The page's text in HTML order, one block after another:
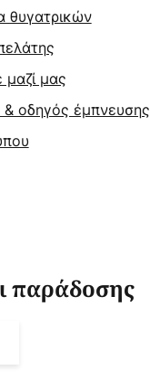
θυγατρικών
μαζί μας
οδηγός έμπνευσης
παράδοσης